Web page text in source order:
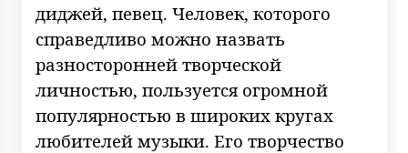
диджей, певец. Человек, которого
справедливо можно назвать
разносторонней творческой
личностью, пользуется огромной
популярностью в широких кругах
любителей музыки. Его творчество